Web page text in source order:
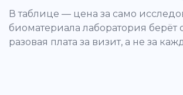
В таблице — цена за само
биоматериала лаборатория берёт
разовая плата за визит, а не за